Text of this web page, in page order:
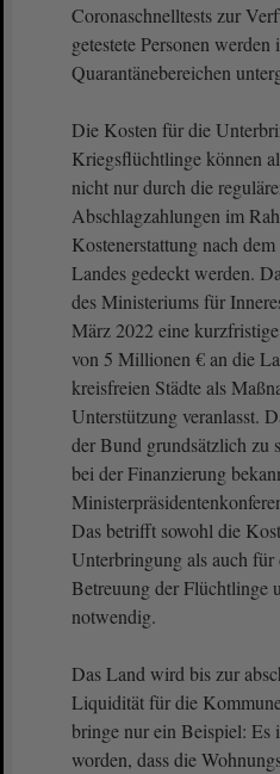
Coronaschnelltests zur
getestete Personen werden
Quarantänebereichen
Die Kosten für die
Kriegsflüchtlinge können
nicht nur durch die
Abschlagzahlungen im
Kostenerstattung nach
Landes gedeckt werden.
des Ministeriums für
März 2022 eine
von 5 Millionen € an die
kreisfreien Städte als
Unterstützung veranlasst.
der Bund grundsätzlich zu
bei der Finanzierung
Das betrifft sowohl die
Unterbringung als auch
Betreuung der Flüchtlinge
notwendig.
Das Land wird bis zur
Liquidität für die
bringe nur ein Beispiel: Es
worden, dass die